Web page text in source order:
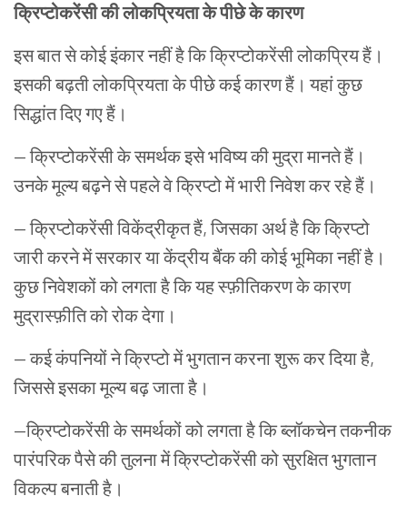
क्रिप्टोकरेंसीकीलोकप्रियताकेपीछेकेकारण
इसबातसेकोईइंकारनहींहैकिक्रिप्टोकरेंसीलोकप्रियहैं।
इसकीबढ़तीलोकप्रियताकेपीछेकईकारणहैं। यहांकुछ
सिद्धांतदिएगएहैं।
—क्रिप्टोकरेंसीकेसमर्थकइसेभविष्यकीमुद्रामानतेहैं।
उनकेमूल्यबढ़नेसेपहलेवेक्रिप्टोमेंभारीनिवेशकररहेहैं।
—क्रिप्टोकरेंसीविकेंद्रीकृतहैं,जिसकाअर्थहैकिक्रिप्टो
जारीकरनेमेंसरकारयाकेंद्रीयबैंककीकोईभूमिकानहींहै।
कुछनिवेशकोंकोलगताहैकियहस्फ़ीतिकरणकेकारण
मुद्रास्फ़ीतिकोरोकदेगा।
—कईकंपनियोंनेक्रिप्टोमेंभुगतानकरनाशुरूकरदियाहै,
जिससे इसका मूल्य बढ़ जाता है।
—क्रिप्टोकरेंसीकेसमर्थकोंकोलगताहैकिब्लॉकचेनतकनीक
पारंपरिकपैसेकीतुलनामेंक्रिप्टोकरेंसीकोसुरक्षितभुगतान
विकल्पबनातीहै।